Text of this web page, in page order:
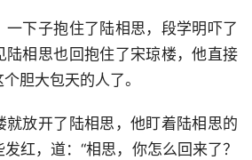
一下子抱住了陆相思，段学明吓了
陆相思也回抱住了宋琼楼，他直接
胆大包天的人了。
就放开了陆相思，他盯着陆相思的
红，道：“相思，你怎么回来了？